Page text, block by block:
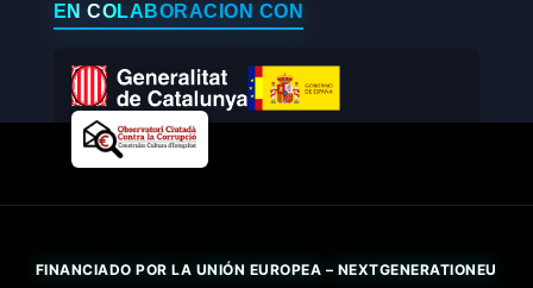
EN COLABORACIÓN CON
FINANCIADO POR LA UNIÓN EUROPEA – NEXTGENERATIONEU